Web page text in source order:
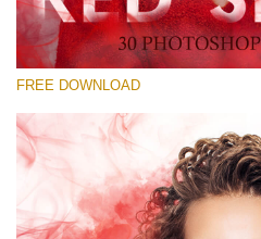
Red Smoke
(30 Overlays)
Luxury Wedding
(373 Overlays)
Large 6000*4000px
FREE DOWNLOAD